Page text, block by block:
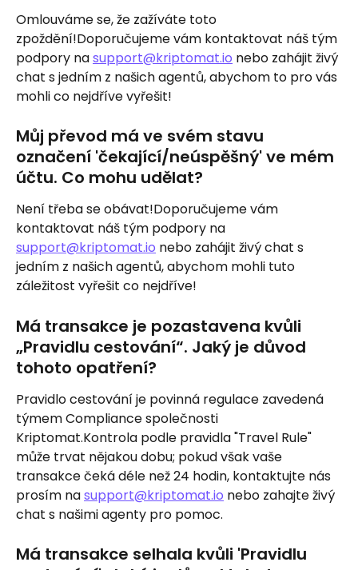
Omlouváme se, že zažíváte toto
zpoždění!Doporučujeme vám kontaktovat náš tým
podpory na support@kriptomat.io nebo zahájit živý
chat s jedním z našich agentů, abychom to pro vás
mohli co nejdříve vyřešit!
Můj převod má ve svém stavu
označení 'čekající/neúspěšný' ve mém
účtu. Co mohu udělat?
Není třeba se obávat!Doporučujeme vám
kontaktovat náš tým podpory na
support@kriptomat.io nebo zahájit živý chat s
jedním z našich agentů, abychom mohli tuto
záležitost vyřešit co nejdříve!
Má transakce je pozastavena kvůli
„Pravidlu cestování“. Jaký je důvod
tohoto opatření?
Pravidlo cestování je povinná regulace zavedená
týmem Compliance společnosti
Kriptomat.Kontrola podle pravidla "Travel Rule"
může trvat nějakou dobu; pokud však vaše
transakce čeká déle než 24 hodin, kontaktujte nás
prosím na support@kriptomat.io nebo zahajte živý
chat s našimi agenty pro pomoc.
Má transakce selhala kvůli 'Pravidlu